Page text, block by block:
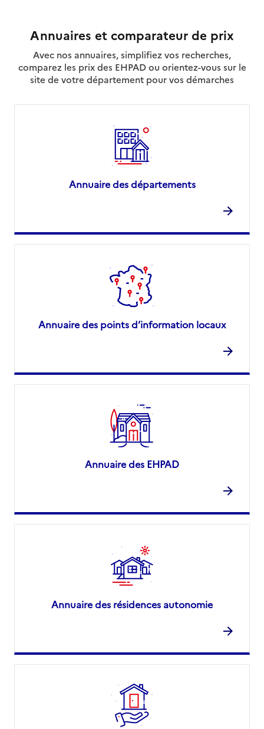
Annuaires et comparateur de prix
Avec nos annuaires, simplifiez vos recherches,
comparez les prix des EHPAD ou orientez-vous sur le
site de votre département pour vos démarches
Annuaire des départements
Annuaire des points d’information locaux
Annuaire des EHPAD
Annuaire des résidences autonomie